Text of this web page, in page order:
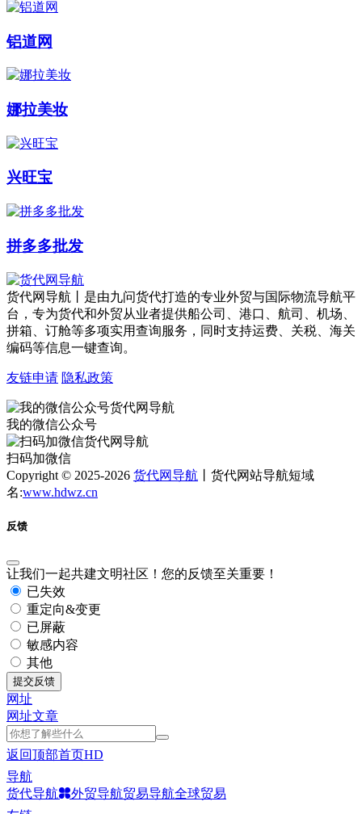
铝道网
娜拉美妆
兴旺宝
拼多多批发
货代网导航丨是由九问货代打造的专业外贸与国际物流导航平
台，专为货代和外贸从业者提供船公司、港口、航司、机场、
拼箱、订舱等多项实用查询服务，同时支持运费、关税、海关
编码等信息一键查询。
友链申请 隐私政策
我的微信公众号
扫码加微信
Copyright © 2025-2026 货代网导航 丨货代网站导航短域
名:www.hdwz.cn
反馈
让我们一起共建文明社区！您的反馈至关重要！
已失效
重定向&变更
已屏蔽
敏感内容
其他
提交反馈
网址
网址文章
返回顶部首页HD
导航
货代导航
外贸导航贸易导航全球贸易